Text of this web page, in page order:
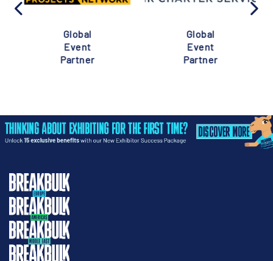
Global
Event
Partner
Global
Event
Partner